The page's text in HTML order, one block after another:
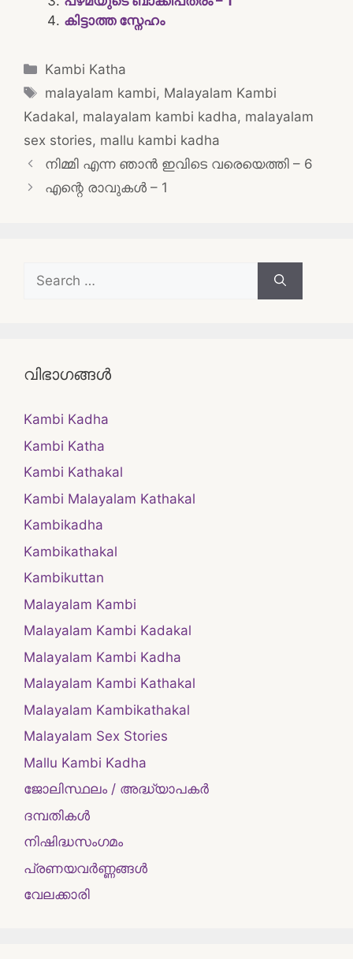
കിട്ടാത്ത സ്നേഹം
Categories
Kambi Katha
Tags
malayalam kambi, Malayalam Kambi
Kadakal, malayalam kambi kadha, malayalam
sex stories, mallu kambi kadha
Post
navigation
നിമ്മി എന്ന ഞാന്‍ ഇവിടെ വരെയെത്തി – 6
എന്റെ രാവുകൾ – 1
Search
for:
വിഭാഗങ്ങൾ
Kambi Kadha
Kambi Katha
Kambi Kathakal
Kambi Malayalam Kathakal
Kambikadha
Kambikathakal
Kambikuttan
Malayalam Kambi
Malayalam Kambi Kadakal
Malayalam Kambi Kadha
Malayalam Kambi Kathakal
Malayalam Kambikathakal
Malayalam Sex Stories
Mallu Kambi Kadha
ജോലിസ്ഥലം / അദ്ധ്യാപകർ
ദമ്പതികള്‍
നിഷിദ്ധസംഗമം
പ്രണയവർണ്ണങ്ങൾ
വേലക്കാരി